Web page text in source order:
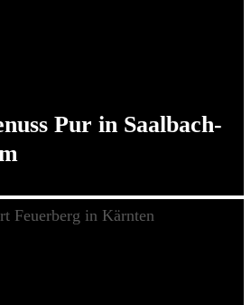
Pur in Saalbach-